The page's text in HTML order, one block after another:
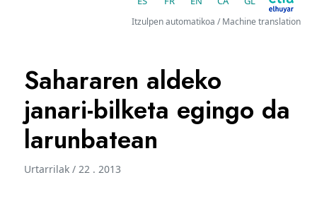
Itzulpen automatikoa / Machine translation
Sahararen aldeko
janari-bilketa egingo da
larunbatean
Urtarrilak / 22 . 2013